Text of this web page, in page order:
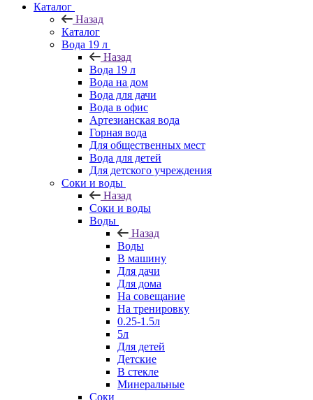
Каталог
Назад
Каталог
Вода 19 л
Назад
Вода 19 л
Вода на дом
Вода для дачи
Вода в офис
Артезианская вода
Горная вода
Для общественных мест
Вода для детей
Для детского учреждения
Соки и воды
Назад
Соки и воды
Воды
Назад
Воды
В машину
Для дачи
Для дома
На совещание
На тренировку
0.25-1.5л
5л
Для детей
Детские
В стекле
Минеральные
Соки